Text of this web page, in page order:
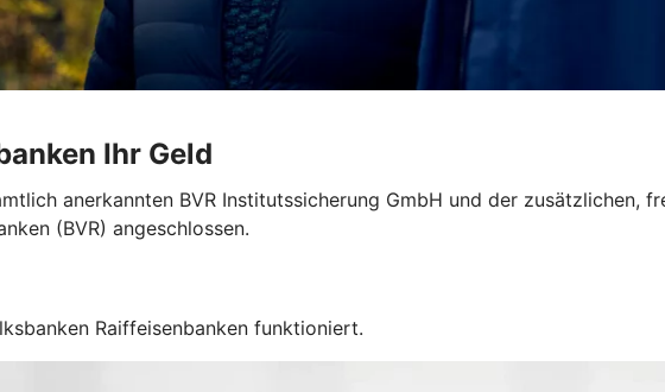
Ihr Geld
anerkannten BVR Institutssicherung GmbH und der zusätzlichen,
(BVR) angeschlossen.
Raiffeisenbanken funktioniert.